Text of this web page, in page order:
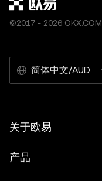
©2017 - 2026 OKX.COM
简体中文/AUD
关于欧易
产品